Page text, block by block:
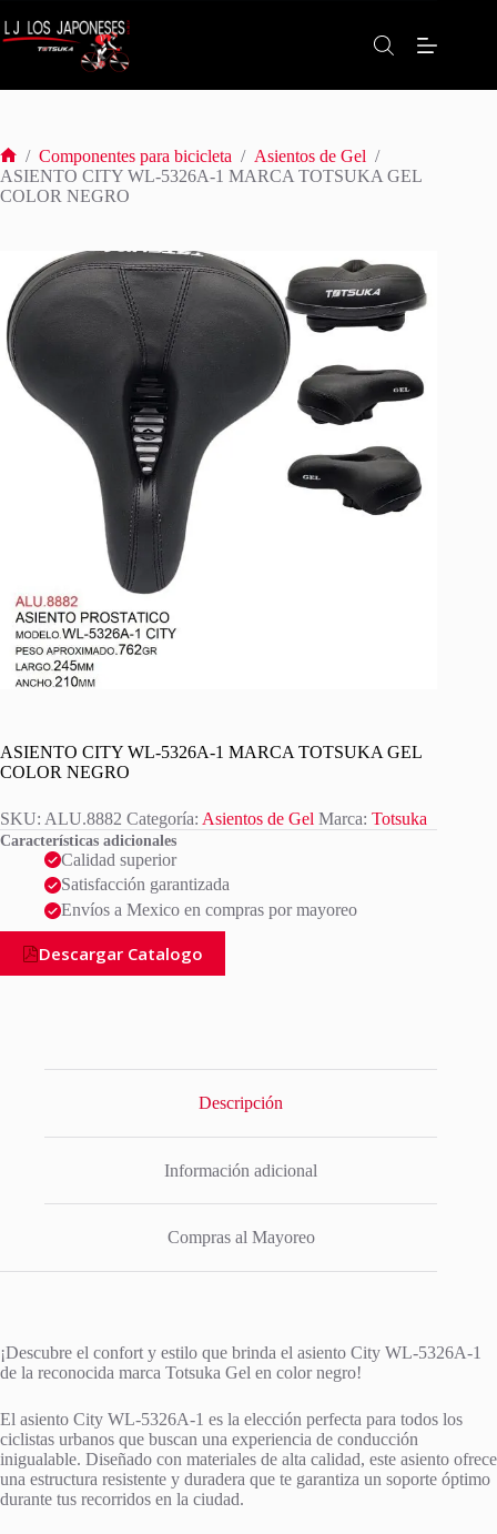
al
contenido
Inicio
/ Componentes para bicicleta / Asientos de Gel /
ASIENTO CITY WL-5326A-1 MARCA TOTSUKA GEL
COLOR NEGRO
ASIENTO CITY WL-5326A-1 MARCA TOTSUKA GEL
COLOR NEGRO
SKU: ALU.8882 Categoría: Asientos de Gel Marca: Totsuka
Características adicionales
Calidad superior
Satisfacción garantizada
Envíos a Mexico en compras por mayoreo
Descargar Catalogo
Descripción
Información adicional
Compras al Mayoreo
¡Descubre el confort y estilo que brinda el asiento City WL-5326A-1
de la reconocida marca Totsuka Gel en color negro!
El asiento City WL-5326A-1 es la elección perfecta para todos los
ciclistas urbanos que buscan una experiencia de conducción
inigualable. Diseñado con materiales de alta calidad, este asiento ofrece
una estructura resistente y duradera que te garantiza un soporte óptimo
durante tus recorridos en la ciudad.